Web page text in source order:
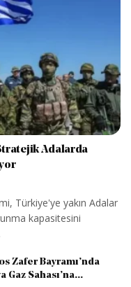
Adalarda
Türkiye'ye yakın Adalar
kapasitesini
Zafer Bayramı’nda
Gaz Sahası’na...